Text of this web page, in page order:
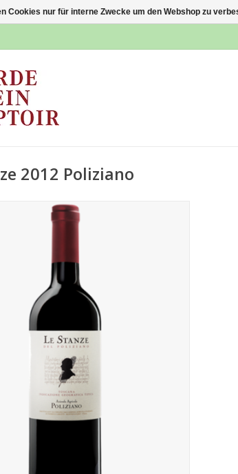
2012 Poliziano
Cookies nur für interne Zwecke um den Webshop zu